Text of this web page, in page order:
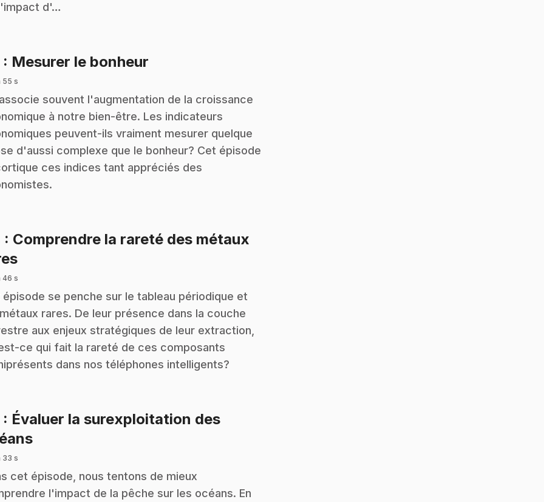
d'…
: Mesurer le bonheur
55 s
souvent l'augmentation de la croissance
à notre bien-être. Les indicateurs
peuvent-ils vraiment mesurer quelque
d'aussi complexe que le bonheur? Cet épisode
ces indices tant appréciés des
: Comprendre la rareté des métaux
.
46 s
épisode se penche sur le tableau périodique et
rares. De leur présence dans la couche
aux enjeux stratégiques de leur extraction,
ce qui fait la rareté de ces composants
dans nos téléphones intelligents?
: Évaluer la surexploitation des
.
33 s
cet épisode, nous tentons de mieux
l'impact de la pêche sur les océans. En